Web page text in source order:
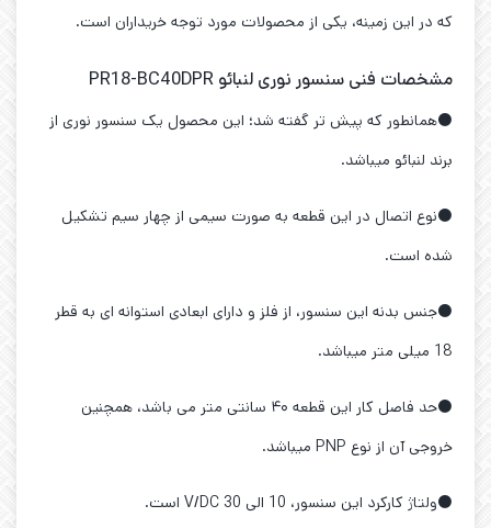
که در این زمینه، یکی از محصولات مورد توجه خریداران است.
مشخصات فنی سنسور نوری لنبائو PR18-BC40DPR
⚫همانطور که پیش تر گفته شد؛ این محصول یک سنسور نوری از
برند لنبائو میباشد.
⚫نوع اتصال در این قطعه به صورت سیمی از چهار سیم تشکیل
شده است.
⚫جنس بدنه این سنسور، از فلز و دارای ابعادی استوانه ای به قطر
18 میلی متر میباشد.
⚫حد فاصل کار این قطعه ۴۰ سانتی متر می باشد، همچنین
خروجی آن از نوع PNP میباشد.
⚫ولتاژ کارکرد این سنسور، 10 الی 30 V/DC است.